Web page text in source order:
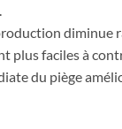
diminue
plus faciles à
du piège